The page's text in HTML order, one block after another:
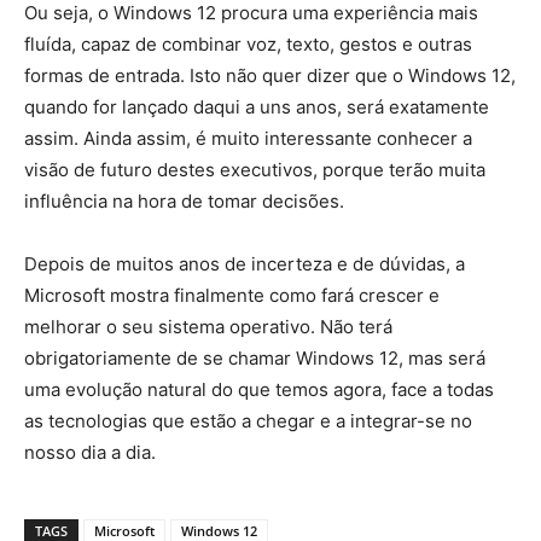
Ou seja, o Windows 12 procura uma experiência mais
fluída, capaz de combinar voz, texto, gestos e outras
formas de entrada. Isto não quer dizer que o Windows 12,
quando for lançado daqui a uns anos, será exatamente
assim. Ainda assim, é muito interessante conhecer a
visão de futuro destes executivos, porque terão muita
influência na hora de tomar decisões.
Depois de muitos anos de incerteza e de dúvidas, a
Microsoft mostra finalmente como fará crescer e
melhorar o seu sistema operativo. Não terá
obrigatoriamente de se chamar Windows 12, mas será
uma evolução natural do que temos agora, face a todas
as tecnologias que estão a chegar e a integrar-se no
nosso dia a dia.
TAGS Microsoft Windows 12